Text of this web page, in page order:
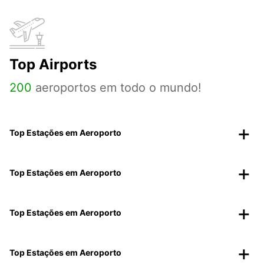
Top Airports
200 aeroportos em todo o mundo!
Top Estações em Aeroporto
Top Estações em Aeroporto
Top Estações em Aeroporto
Top Estações em Aeroporto